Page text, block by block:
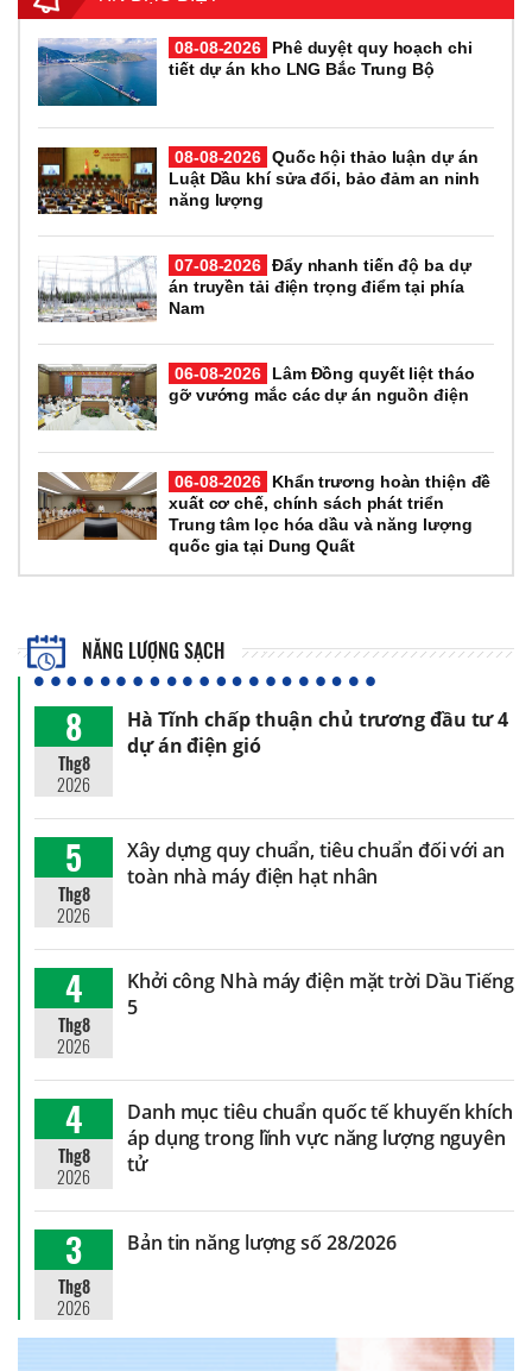
08-08-2026
Phê duyệt quy hoạch chi
tiết dự án kho LNG Bắc Trung Bộ
08-08-2026 Quốc hội thảo luận dự án
Luật Dầu khí sửa đổi, bảo đảm an ninh
năng lượng
07-08-2026 Đẩy nhanh tiến độ ba dự
án truyền tải điện trọng điểm tại phía
Nam
06-08-2026
Lâm Đồng quyết liệt tháo
gỡ vướng mắc các dự án nguồn điện
06-08-2026
Khẩn trương hoàn thiện đề
xuất cơ chế, chính sách phát triển
Trung tâm lọc hóa dầu và năng lượng
quốc gia tại Dung Quất
NĂNG LƯỢNG SẠCH
8
Thg8
2026
Hà Tĩnh chấp thuận chủ trương đầu tư 4
dự án điện gió
5
Thg8
2026
Xây dựng quy chuẩn, tiêu chuẩn đối với an
toàn nhà máy điện hạt nhân
4
Thg8
2026
Khởi công Nhà máy điện mặt trời Dầu Tiếng
5
4
Thg8
2026
Danh mục tiêu chuẩn quốc tế khuyến khích
áp dụng trong lĩnh vực năng lượng nguyên
tử
3
Thg8
2026
Bản tin năng lượng số 28/2026